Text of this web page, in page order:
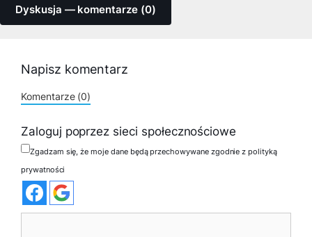
Dyskusja — komentarze (0)
Napisz komentarz
Komentarze (0)
Zaloguj poprzez sieci społecznościowe
Zgadzam się, że moje dane będą przechowywane zgodnie z polityką
prywatności